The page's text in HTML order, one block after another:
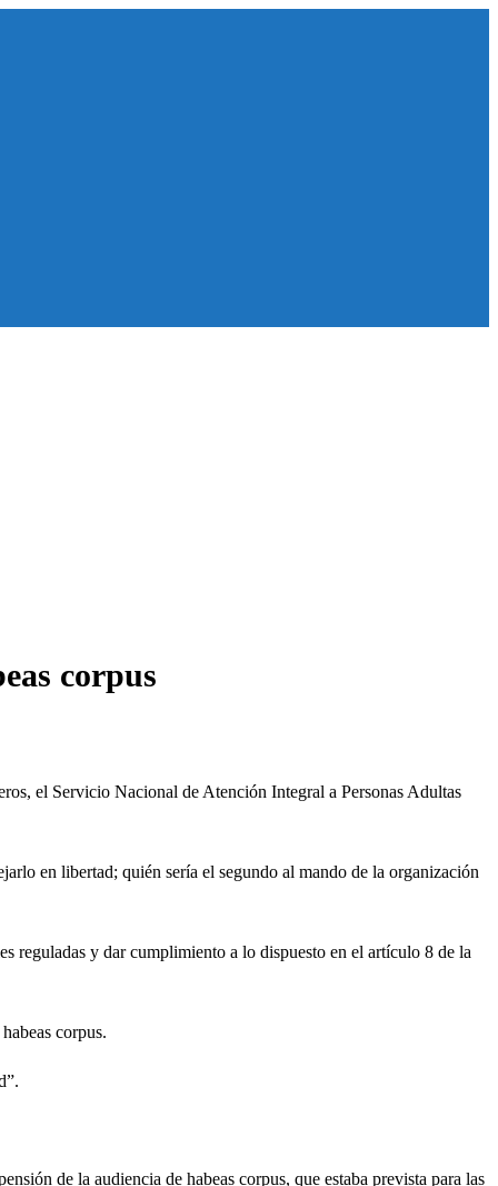
corpus
el Servicio Nacional de Atención Integral a Personas Adultas
en libertad; quién sería el segundo al mando de la organización
reguladas y dar cumplimiento a lo dispuesto en el artículo 8 de la
corpus.
de la audiencia de habeas corpus, que estaba prevista para las